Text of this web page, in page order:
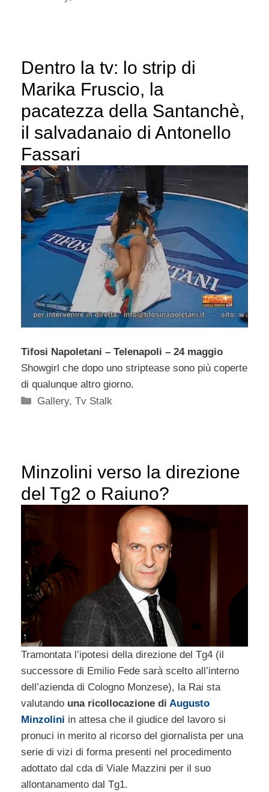
Dentro la tv: lo strip di
Marika Fruscio, la
pacatezza della Santanchè,
il salvadanaio di Antonello
Fassari
Tifosi Napoletani – Telenapoli – 24 maggio
Showgirl che dopo uno striptease sono più coperte
di qualunque altro giorno.
Categorie
Gallery,Tv Stalk
Minzolini verso la direzione
del Tg2 o Raiuno?
Tramontata l’ipotesi della direzione del Tg4 (il
successore di Emilio Fede sarà scelto all’interno
dell’azienda di Cologno Monzese), la Rai sta
valutando una ricollocazione di Augusto
Minzolini in attesa che il giudice del lavoro si
pronuci in merito al ricorso del giornalista per una
serie di vizi di forma presenti nel procedimento
adottato dal cda di Viale Mazzini per il suo
allontanamento dal Tg1.